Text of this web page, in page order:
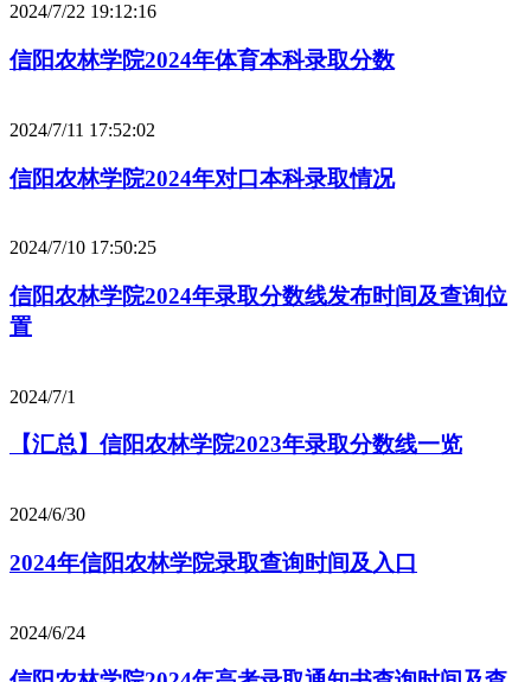
2024/7/22 19:12:16
信阳农林学院2024年体育本科录取分数
2024/7/11 17:52:02
信阳农林学院2024年对口本科录取情况
2024/7/10 17:50:25
信阳农林学院2024年录取分数线发布时间及查询位
置
2024/7/1
【汇总】信阳农林学院2023年录取分数线一览
2024/6/30
2024年信阳农林学院录取查询时间及入口
2024/6/24